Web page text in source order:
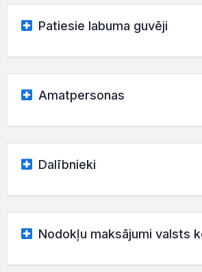
Patiesie labuma guvēji
Amatpersonas
Dalībnieki
Nodokļu maksājumi valsts